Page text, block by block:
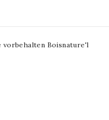
vorbehalten Boisnature'l